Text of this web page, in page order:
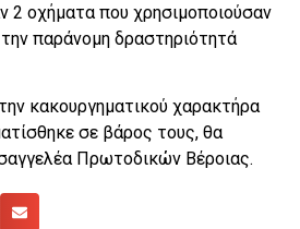
2 οχήματα που χρησιμοποιούσαν
παράνομη δραστηριότητά
κακουργηματικού χαρακτήρα
σε βάρος τους, θα
Πρωτοδικών Βέροιας.